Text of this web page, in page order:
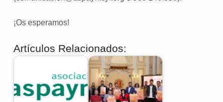
¡Os esperamos!
Artículos Relacionados: